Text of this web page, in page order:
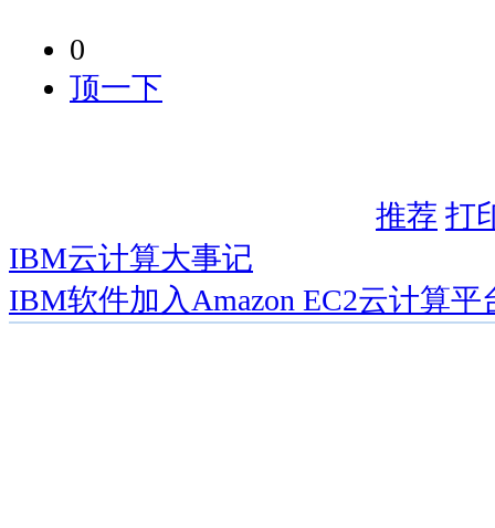
0
顶一下
推荐 打
IBM云计算大事记
IBM软件加入Amazon EC2云计算平